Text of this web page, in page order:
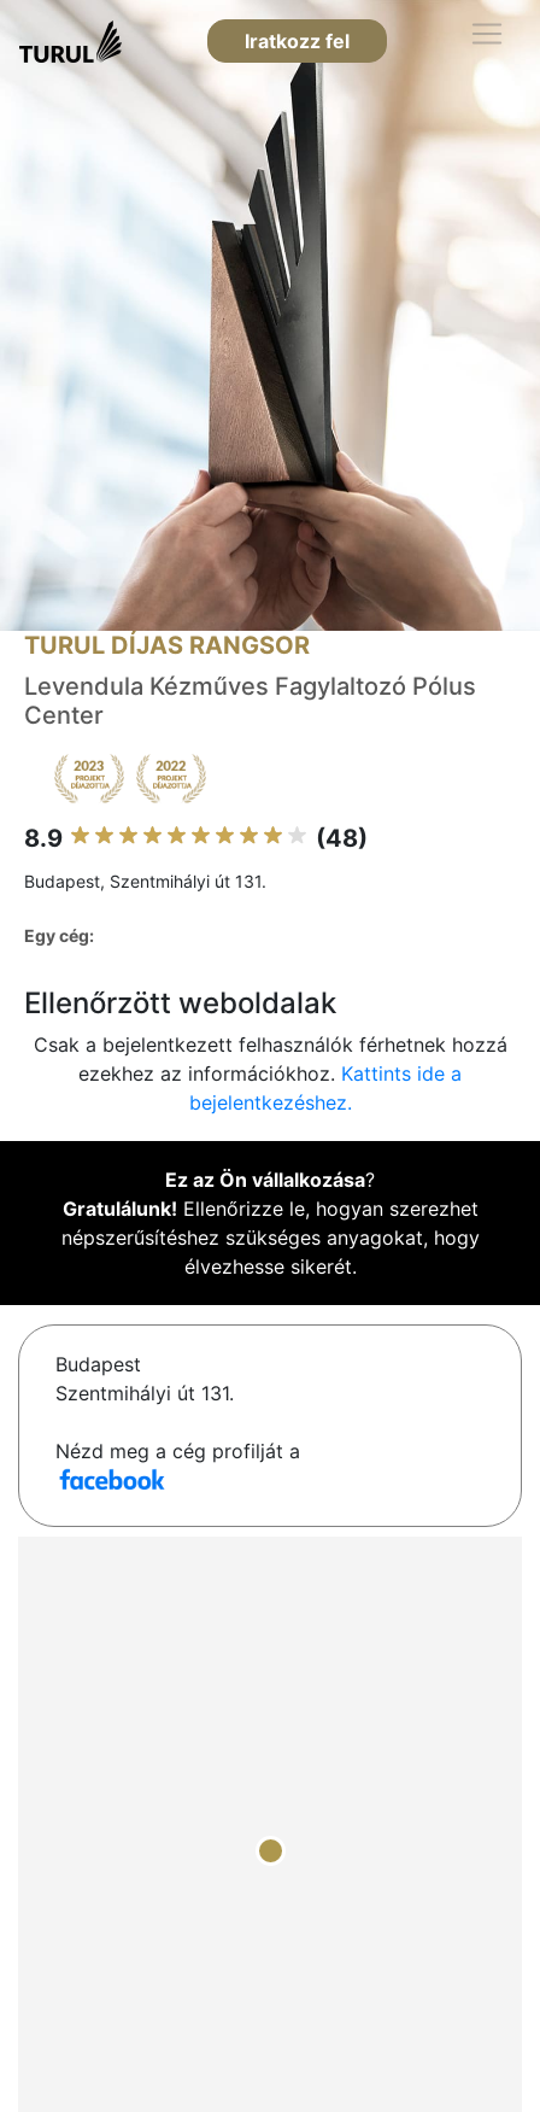
Iratkozz fel
TURUL DÍJAS RANGSOR
Levendula Kézműves Fagylaltozó Pólus
Center
8.9 (48)
Budapest, Szentmihályi út 131.
Egy cég:
Ellenőrzött weboldalak
Csak a bejelentkezett felhasználók férhetnek hozzá
ezekhez az információkhoz. Kattints ide a
bejelentkezéshez.
Ez az Ön vállalkozása?
Gratulálunk! Ellenőrizze le, hogyan szerezhet
népszerűsítéshez szükséges anyagokat, hogy
élvezhesse sikerét.
Budapest
Szentmihályi út 131.
Nézd meg a cég profilját a